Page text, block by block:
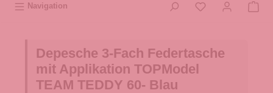
Navigation
Depesche 3-Fach Federtasche
mit Applikation TOPModel
TEAM TEDDY 60- Blau